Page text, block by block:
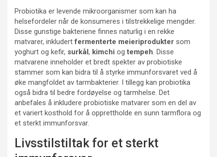
Probiotika er levende mikroorganismer som kan ha
helsefordeler når de konsumeres i tilstrekkelige mengder.
Disse gunstige bakteriene finnes naturlig i en rekke
matvarer, inkludertfermenterte meieriprodukter som
yoghurt og kefir, surkål, kimchi ogtempeh. Disse
matvarene inneholder et bredt spekter av probiotiske
stammer som kan bidra til å styrke immunforsvaret ved å
øke mangfoldet av tarmbakterier. I tillegg kan probiotika
også bidra til bedre fordøyelse og tarmhelse. Det
anbefales å inkludere probiotiske matvarer som en del av
et variert kosthold for å opprettholde en sunn tarmflora og
et sterkt immunforsvar.
Livsstilstiltak for et sterkt